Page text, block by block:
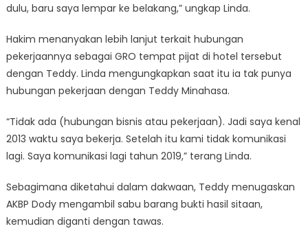
dulu, baru saya lempar ke belakang,” ungkap Linda.
Hakim menanyakan lebih lanjut terkait hubungan
pekerjaannya sebagai GRO tempat pijat di hotel tersebut
dengan Teddy. Linda mengungkapkan saat itu ia tak punya
hubungan pekerjaan dengan Teddy Minahasa.
“Tidak ada (hubungan bisnis atau pekerjaan). Jadi saya kenal
2013 waktu saya bekerja. Setelah itu kami tidak komunikasi
lagi. Saya komunikasi lagi tahun 2019,” terang Linda.
Sebagimana diketahui dalam dakwaan, Teddy menugaskan
AKBP Dody mengambil sabu barang bukti hasil sitaan,
kemudian diganti dengan tawas.